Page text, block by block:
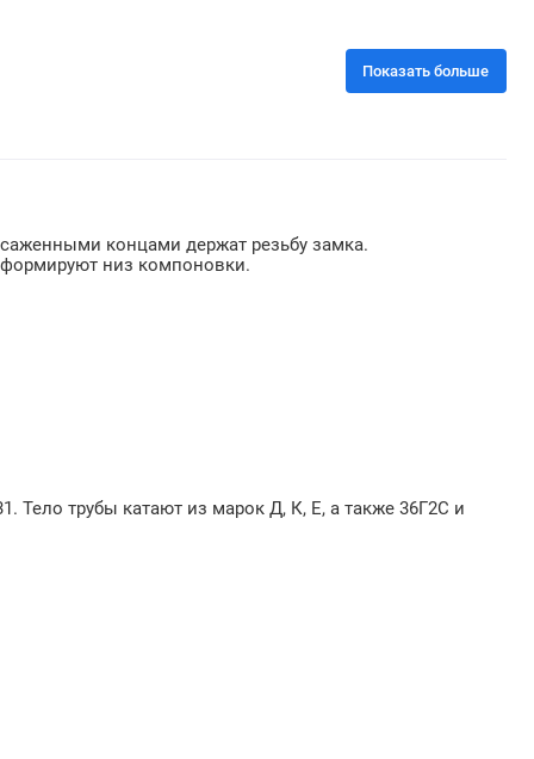
Показать больше
концами держат резьбу замка.
низ компоновки.
Тело трубы катают из марок Д, К, Е, а также 36Г2С и